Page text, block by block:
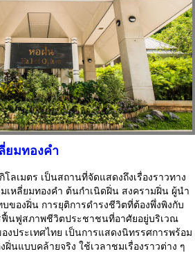
ยมทองคำ
โลเมตร เป็นสถานที่จัดแสดงถึงเรื่องราวทาง
เหลี่ยมทองคำ ต้นกำเนิดฝิ่น สงครามฝิ่น ผู้นำ
ของฝิ่น การยุติการดำรงชีวิตที่ต้องพึ่งพิงกับ
ฟื้นฟูสภาพชีวิตประชาชนที่อาศัยอยู่บริเวณ
งประเทศไทย เป็นการแสดงนิทรรศการพร้อม
ฝิ่นแบบคล้ายจริง ใช้เวลาชมเรื่องราวต่าง ๆ